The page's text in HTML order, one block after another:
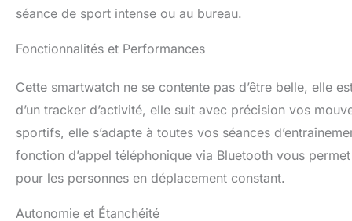
enregistrer les
plein air dans le
Santé Du Corps
performance qui
séance de sport intense ou au bureau.
Fonctionnalités et Performances
Cette smartwatch ne se contente pas d’être belle, elle
d’un tracker d’activité, elle suit avec précision vos
sportifs, elle s’adapte à toutes vos séances
fonction d’appel téléphonique via Bluetooth vous
pour les personnes en déplacement constant.
Autonomie et Étanchéité